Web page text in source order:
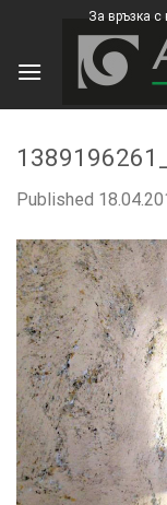
content
За връзка с
Published
×